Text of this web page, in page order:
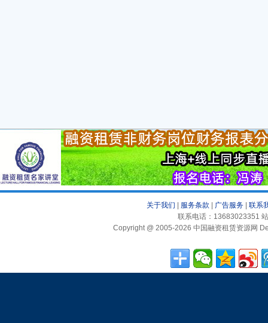
关于我们 服务条款 广告服务
联系
联系电话：13683023351
Copyright @ 2005-2026 中国融资租赁资源网